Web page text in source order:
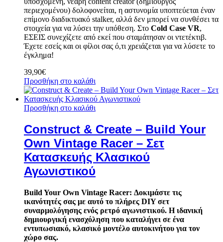
περιεχομένου) δολοφονείται, η αστυνομία υποπτεύεται έναν
επίμονο διαδικτυακό stalker, αλλά δεν μπορεί να συνθέσει τα
στοιχεία για να λύσει την υπόθεση. Στο Cold Case VR,
ΕΣΕΙΣ συνεχίζετε από εκεί που σταμάτησαν οι ντετέκτιβ.
Έχετε εσείς και οι φίλοι σας ό,τι χρειάζεται για να λύσετε το
έγκλημα!
39,90€
Προσθήκη στο καλάθι
Προσθήκη στο καλάθι
Construct & Create – Build Your
Own Vintage Racer – Σετ
Κατασκευής Κλασικού
Αγωνιστικού
Build Your Own Vintage Racer: Δοκιμάστε τις
ικανότητές σας με αυτό το πλήρες DIY σετ
συναρμολόγησης ενός ρετρό αγωνιστικού. Η ιδανική
δημιουργική ενασχόληση που καταλήγει σε ένα
εντυπωσιακό, κλασικό μοντέλο αυτοκινήτου για τον
χώρο σας.